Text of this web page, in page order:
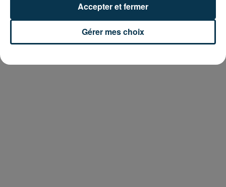
BISON FUTÉ HISSE LE DRAPEAU ROUGE CE
Gérer mes choix
Accepter et fermer